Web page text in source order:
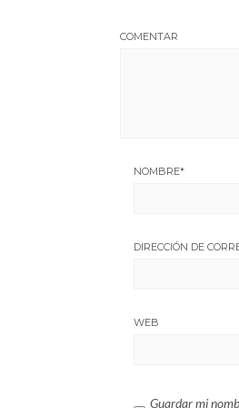
COMENTAR
NOMBRE*
DIRECCIÓN DE
WEB
Guardar mi